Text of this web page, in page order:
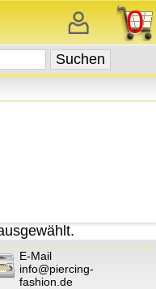
0
E-Mail
info@piercing-
fashion.de